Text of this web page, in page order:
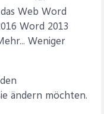
Web Word
Word 2013
Weniger
ändern möchten.